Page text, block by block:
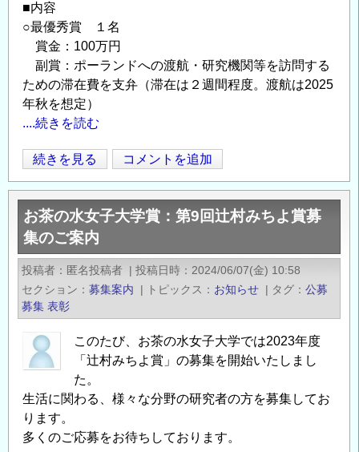
せ
の
■内容
○最優秀賞 １名
賞金：100万円
副賞：ポーランドへの渡航・研究機関等を訪問する
ための滞在費を支弁（滞在は２週間程度。渡航は2025
年秋を想定）
....続きを読む
第
4
回
羽
ば
た
く
女
性
研
究
賞
（マ
リ
続きを見る コメントを追加
お茶の水女子大学賞：第9回辻村みちよ賞募
集のご案内
投稿者 匿名投稿者 | 投稿日時
2024/06/07(金) 10:58
セクション
募集案内 | トピックス お知らせ | タグ
公募
募集 表彰
このたび、お茶の水女子大学では2023年度
「辻村みちよ賞」の募集を開始いたしまし
た。
生活に関わる、様々な分野の研究者の方を募集してお
ります。
多くのご応募をお待ちしております。